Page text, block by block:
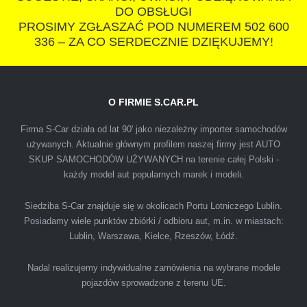
IZA
Polecam firmę s-car ze Świdnika. Dawno nie
podejściem. Szybko, sprawnie, w miłej
atmosferze. Nie wiedziałem, że sprzedaż
samochodu może być załatwiona tak
warunkach finansowych.
DO OBSŁUGI
PROSIMY ZGŁASZAĆ POD NUMEREM 502 600
336 – ZA CO SERDECZNIE DZIĘKUJEMY!
O FIRMIE S.CAR.PL
Firma S-Car działa od lat 90' jako niezależny importer samochodów
używanych. Aktualnie głównym profilem naszej firmy jest AUTO
SKUP SAMOCHODÓW UŻYWANYCH na terenie całej Polski -
każdy model aut popularnych marek i modeli.
Siedziba S-Car znajduje się w okolicach Portu Lotniczego Lublin.
Posiadamy wiele punktów zbiórki / odbioru aut, m.in. w miastach:
Lublin, Warszawa, Kielce, Rzeszów, Łódź.
Nadal realizujemy indywidualne zamówienia na wybrane modele
pojazdów sprowadzone z terenu UE.